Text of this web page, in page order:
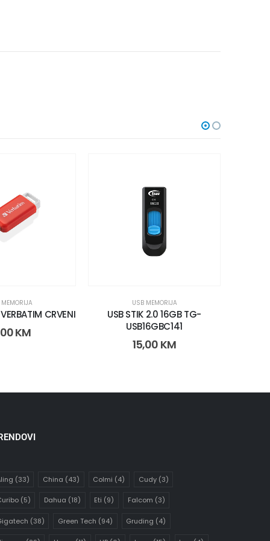
CRVENI
KM
USB MEMORIJA
USB STIK 2.0 16GB TG-
USB16GBC141
15,00 KM
(33) China (43) Colmi (4) Cudy(3)
(5) Dahua (18) Eti (9) Falcom (3)
(38) Green Tech (94) Gruding (4)